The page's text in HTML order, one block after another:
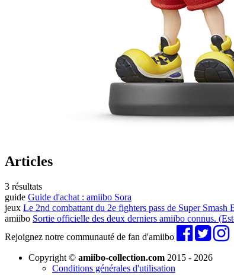
Articles
3 résultats
guide Guide d'achat : amiibo Sora
jeux Le 2nd combattant du 2e fighters pass de Super Smash
amiibo Sortie officielle des deux derniers amiibo connus.
Rejoignez notre communauté de fan d'amiibo
Copyright © amiibo-collection.com 2015 - 2026
Conditions générales d'utilisation